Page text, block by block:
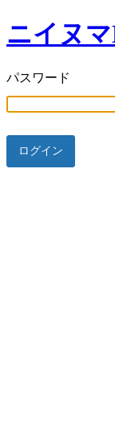
ニイヌ
パスワード